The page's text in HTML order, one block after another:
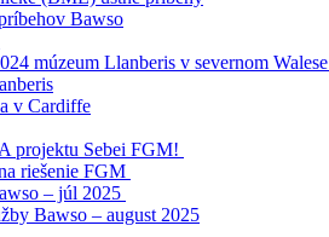
Bawso
múzeum Llanberis v severnom Walese
v Cardiffe
Sebei FGM!
riešenie FGM
– júl 2025
Bawso – august 2025